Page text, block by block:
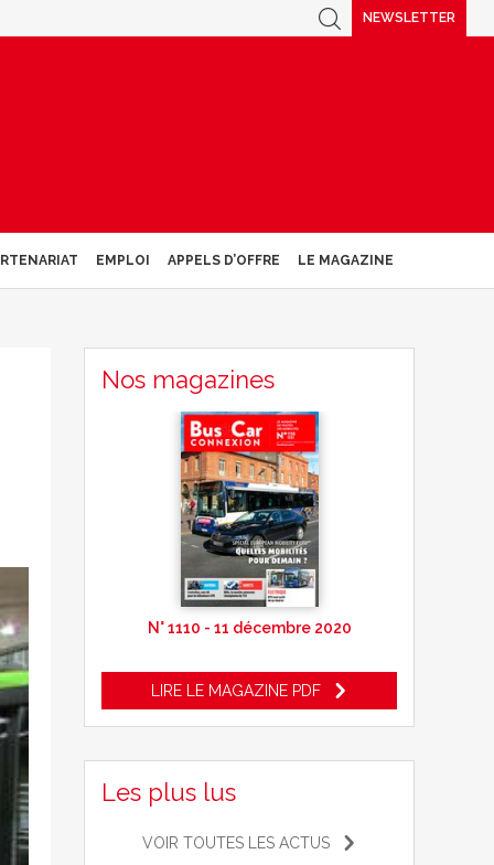
NEWSLETTER
EMPLOI APPELS D’OFFRE LE MAGAZINE
Nos magazines
N° 1110 - 11 décembre 2020
LIRE LE MAGAZINE PDF
Les plus lus
VOIR TOUTES LES ACTUS